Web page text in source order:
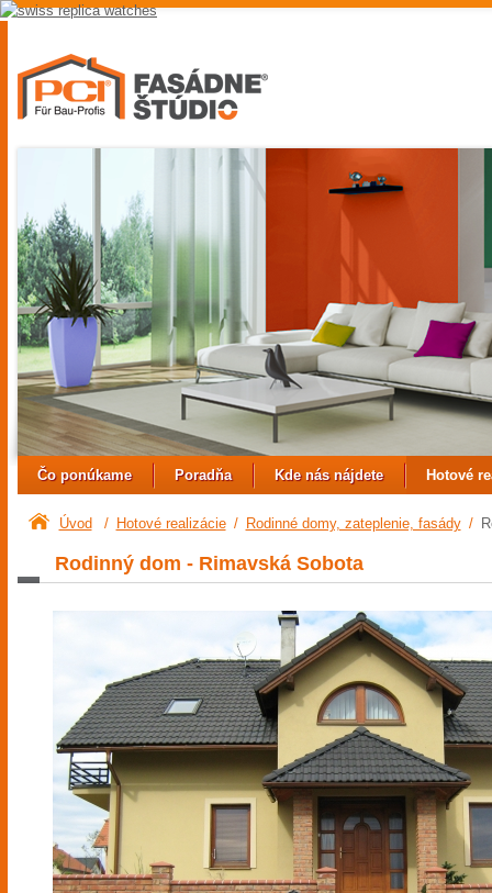
watch
watches
watches
Čo ponúkame Poradňa Kde nás nájdete Hotové
Úvod / Hotové realizácie / Rodinné domy, zateplenie, fasády /
Rodinný dom - Rimavská Sobota